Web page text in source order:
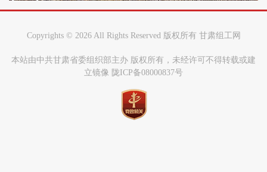
Copyrights © 2026 All Rights Reserved 版权所有 甘肃组工网
本站由中共甘肃省委组织部主办 版权所有，未经许可不得转载或建
立镜像 陇ICP备08000837号